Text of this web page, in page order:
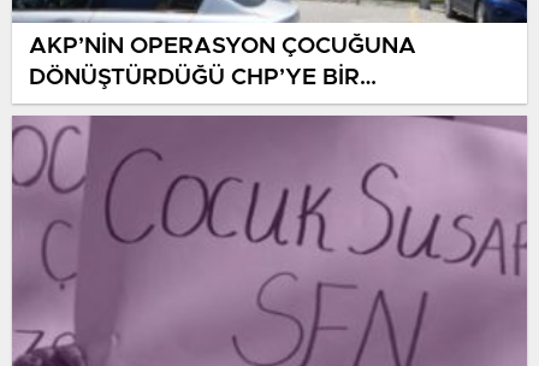
AKP’NİN OPERASYON ÇOCUĞUNA
DÖNÜŞTÜRDÜĞÜ CHP’YE BİR
OPERASYON DAHA!